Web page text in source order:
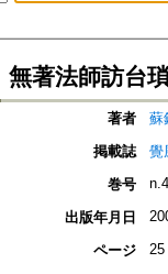
無著法師訪台
著者
蘇
掲載誌
覺
巻号
出版年月日
ページ 25